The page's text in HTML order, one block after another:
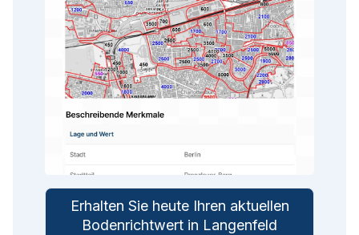
Erhalten Sie heute Ihren aktuellen
Bodenrichtwert in Langenfeld